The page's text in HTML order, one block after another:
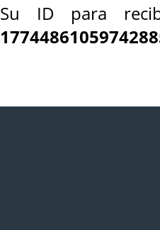
Su ID para